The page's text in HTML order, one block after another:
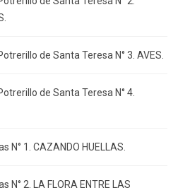
de Santa Teresa N° 3. AVES.
de Santa Teresa N° 4.
N° 1. CAZANDO HUELLAS.
N° 2. LA FLORA ENTRE LAS